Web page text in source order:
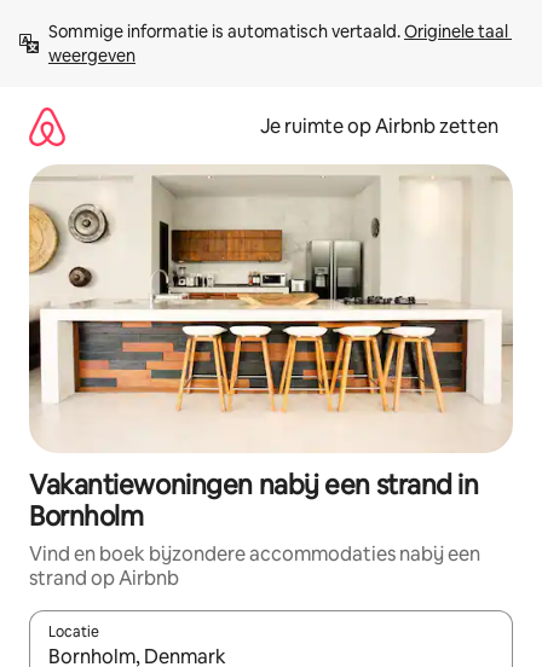
direct
naar
Sommige informatie is automatisch vertaald. Originele taal
weergeven
Je ruimte op Airbnb zetten
Vakantiewoningen nabij een strand in
Bornholm
Vind en boek bijzondere accommodaties nabij een
strand op Airbnb
Locatie
Wanneer er suggesties beschikbaar zijn, maak je een keuze